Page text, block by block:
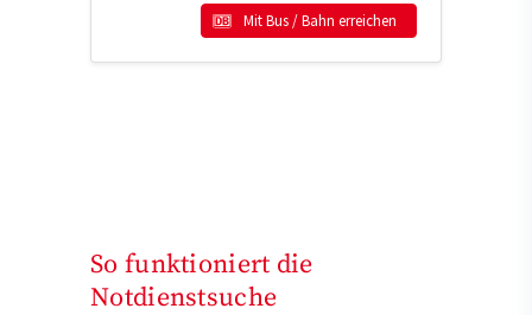
Mit Bus / Bahn erreichen
So funktioniert die
Notdienstsuche